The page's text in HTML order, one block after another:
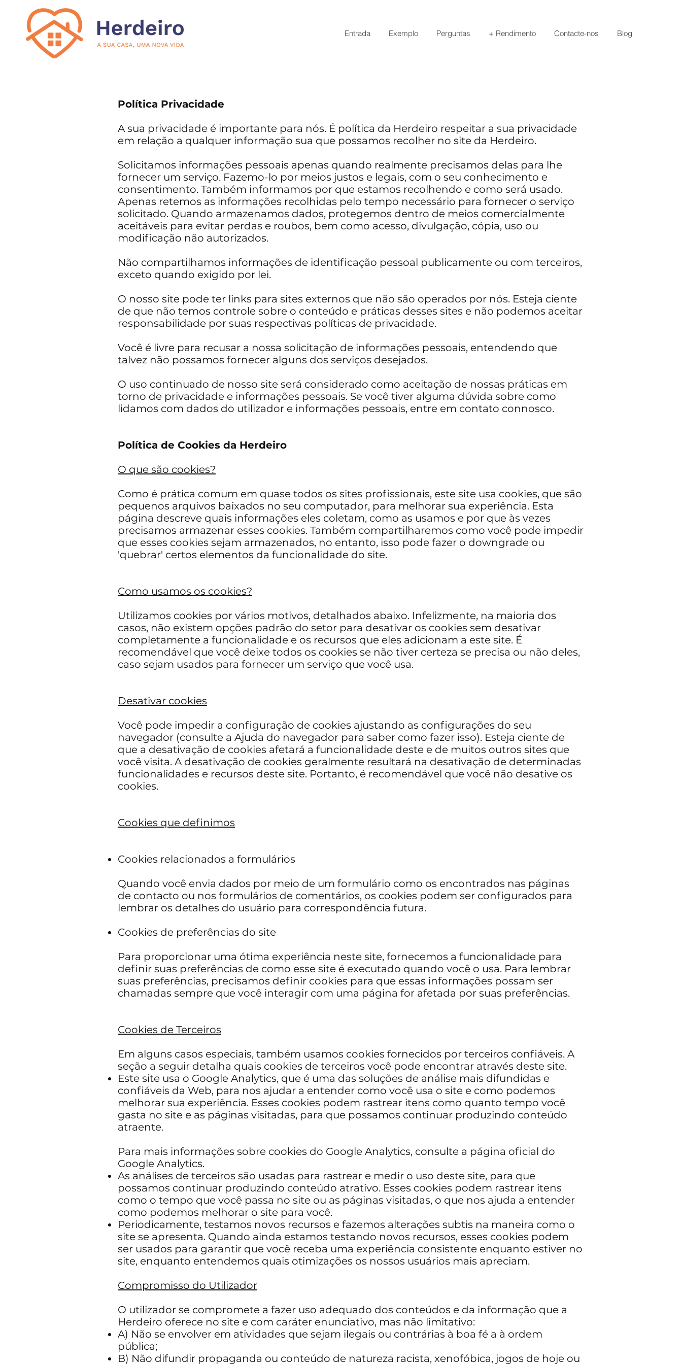
Entrada Exemplo Perguntas + Rendimento Contacte-nos Blog
Política Privacidade
A sua privacidade é importante para nós. É política da Herdeiro respeitar a sua privacidade
em relação a qualquer informação sua que possamos recolher no site da Herdeiro.
Solicitamos informações pessoais apenas quando realmente precisamos delas para lhe
fornecer um serviço. Fazemo-lo por meios justos e legais, com o seu conhecimento e
consentimento. Também informamos por que estamos recolhendo e como será usado.
Apenas retemos as informações recolhidas pelo tempo necessário para fornecer o serviço
solicitado. Quando armazenamos dados, protegemos dentro de meios comercialmente
aceitáveis ​​para evitar perdas e roubos, bem como acesso, divulgação, cópia, uso ou
modificação não autorizados.
Não compartilhamos informações de identificação pessoal publicamente ou com terceiros,
exceto quando exigido por lei.
O nosso site pode ter links para sites externos que não são operados por nós. Esteja ciente
de que não temos controle sobre o conteúdo e práticas desses sites e não podemos aceitar
responsabilidade por suas respectivas políticas de privacidade.
Você é livre para recusar a nossa solicitação de informações pessoais, entendendo que
talvez não possamos fornecer alguns dos serviços desejados.
O uso continuado de nosso site será considerado como aceitação de nossas práticas em
torno de privacidade e informações pessoais. Se você tiver alguma dúvida sobre como
lidamos com dados do utilizador e informações pessoais, entre em contato connosco.
Política de Cookies da Herdeiro
O que são cookies?
Como é prática comum em quase todos os sites profissionais, este site usa cookies, que são
pequenos arquivos baixados no seu computador, para melhorar sua experiência. Esta
página descreve quais informações eles coletam, como as usamos e por que às vezes
precisamos armazenar esses cookies. Também compartilharemos como você pode impedir
que esses cookies sejam armazenados, no entanto, isso pode fazer o downgrade ou
'quebrar' certos elementos da funcionalidade do site.
Como usamos os cookies?
Utilizamos cookies por vários motivos, detalhados abaixo. Infelizmente, na maioria dos
casos, não existem opções padrão do setor para desativar os cookies sem desativar
completamente a funcionalidade e os recursos que eles adicionam a este site. É
recomendável que você deixe todos os cookies se não tiver certeza se precisa ou não deles,
caso sejam usados ​​para fornecer um serviço que você usa.
Desativar cookies
Você pode impedir a configuração de cookies ajustando as configurações do seu
navegador (consulte a Ajuda do navegador para saber como fazer isso). Esteja ciente de
que a desativação de cookies afetará a funcionalidade deste e de muitos outros sites que
você visita. A desativação de cookies geralmente resultará na desativação de determinadas
funcionalidades e recursos deste site. Portanto, é recomendável que você não desative os
cookies.
Cookies que definimos
Cookies relacionados a formulários
Quando você envia dados por meio de um formulário como os encontrados nas páginas
de contacto ou nos formulários de comentários, os cookies podem ser configurados para
lembrar os detalhes do usuário para correspondência futura.
Cookies de preferências do site
Para proporcionar uma ótima experiência neste site, fornecemos a funcionalidade para
definir suas preferências de como esse site é executado quando você o usa. Para lembrar
suas preferências, precisamos definir cookies para que essas informações possam ser
chamadas sempre que você interagir com uma página for afetada por suas preferências.
Cookies de Terceiros
Em alguns casos especiais, também usamos cookies fornecidos por terceiros confiáveis. A
seção a seguir detalha quais cookies de terceiros você pode encontrar através deste site.
Este site usa o Google Analytics, que é uma das soluções de análise mais difundidas e
confiáveis ​​da Web, para nos ajudar a entender como você usa o site e como podemos
melhorar sua experiência. Esses cookies podem rastrear itens como quanto tempo você
gasta no site e as páginas visitadas, para que possamos continuar produzindo conteúdo
atraente.
Para mais informações sobre cookies do Google Analytics, consulte a página oficial do
Google Analytics.
As análises de terceiros são usadas para rastrear e medir o uso deste site, para que
possamos continuar produzindo conteúdo atrativo. Esses cookies podem rastrear itens
como o tempo que você passa no site ou as páginas visitadas, o que nos ajuda a entender
como podemos melhorar o site para você.
Periodicamente, testamos novos recursos e fazemos alterações subtis na maneira como o
site se apresenta. Quando ainda estamos testando novos recursos, esses cookies podem
ser usados ​​para garantir que você receba uma experiência consistente enquanto estiver no
site, enquanto entendemos quais otimizações os nossos usuários mais apreciam.
Compromisso do Utilizador
O utilizador se compromete a fazer uso adequado dos conteúdos e da informação que a
Herdeiro oferece no site e com caráter enunciativo, mas não limitativo:
A) Não se envolver em atividades que sejam ilegais ou contrárias à boa fé a à ordem
pública;
B) Não difundir propaganda ou conteúdo de natureza racista, xenofóbica, jogos de hoje ou